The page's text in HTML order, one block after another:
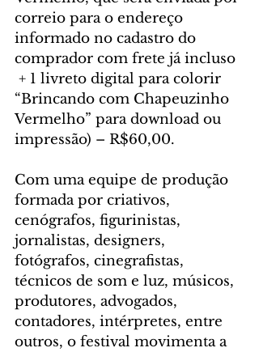
correio para o endereço
informado no cadastro do
comprador com frete já incluso
+ 1 livreto digital para colorir
“Brincando com Chapeuzinho
Vermelho” para download ou
impressão) – R$60,00.
Com uma equipe de produção
formada por criativos,
cenógrafos, figurinistas,
jornalistas, designers,
fotógrafos, cinegrafistas,
técnicos de som e luz, músicos,
produtores, advogados,
contadores, intérpretes, entre
outros, o festival movimenta a